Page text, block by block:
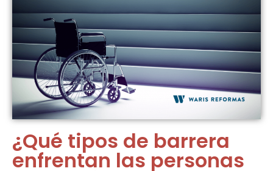
¿Qué tipos de barrera
enfrentan las personas